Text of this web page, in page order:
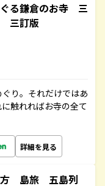
る鎌倉のお寺 三
三訂版
り。それだけではあ
触れればお寺の全て
詳細を見る
方 島旅 五島列